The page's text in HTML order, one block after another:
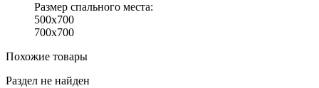
Размер спального места:
500х700
700х700
Похожие товары
Раздел не найден